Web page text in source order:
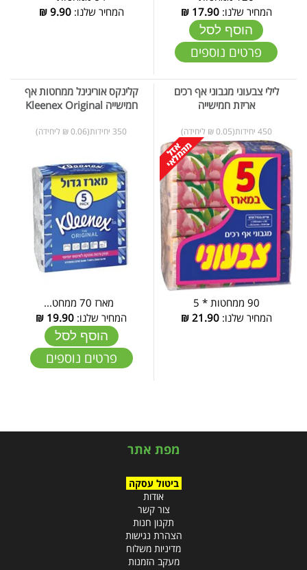
המחיר שלנו:17.90
₪
הוסף לסל
פרטים נוספים
המחיר שלנו:9.90
₪
לילי צבעוני מגבוני אף רכים
אריזת חמישייה
450 יחידות(0.05 ₪ ליחידה)
90 ממחטות * 5
המחיר שלנו:21.90
₪
קלינקס אוריגינל ממחטות אף
חמישייה Kleenex Original
350 יחידות(0.06 ₪ ליחידה)
מארז 70 ממחט...
המחיר שלנו: 19.90
₪
הוסף לסל
פרטים נוספים
מפת אתר
ביטול עסקה
אודות
צור קשר
תקנון חנות
הצהרת נגישות
מדיניות משלוח
מעקב הזמנות